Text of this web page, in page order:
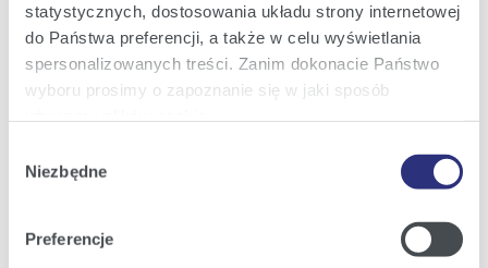
statystycznych, dostosowania układu strony internetowej
do Państwa preferencji, a także w celu wyświetlania
spersonalizowanych treści. Zanim dokonacie Państwo
wyboru prosimy o zapoznanie się w jaki sposób
Szczegółowe informacje na ten temat znajdziecie
Polityce
zgody
Niezbędne
Preferencje
Zielona energia dla Małych firm
Instytucje publiczne
Podmioty współpracujące
eBOK